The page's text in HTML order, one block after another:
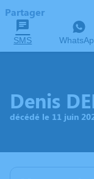
Partager
SMS
Denis
décédé le 11 juin